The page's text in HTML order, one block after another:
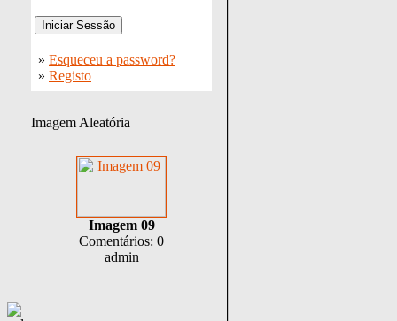
» Esqueceu a password?
» Registo
Imagem Aleatória
Imagem 09
Comentários: 0
admin